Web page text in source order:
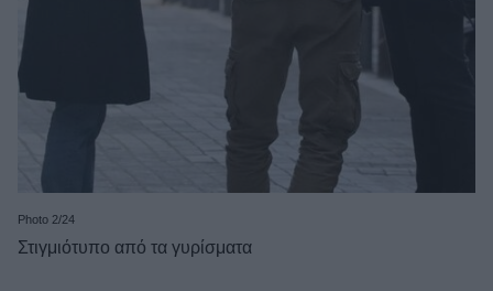
Photo 2/24
Στιγμιότυπο από τα γυρίσματα